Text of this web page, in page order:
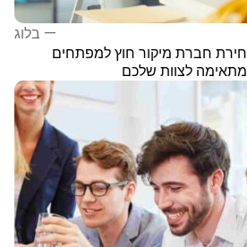
— בלוג
חברת מיקור חוץ למפתחים
לצוות שלכם